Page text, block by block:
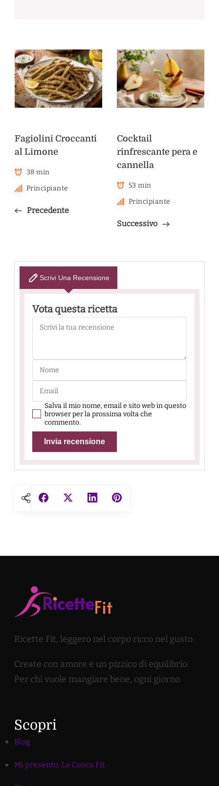
Fagiolini Croccanti
al Limone
38 min
Principiante
Precedente
Cocktail
rinfrescante pera e
cannella
53 min
Principiante
Successivo
Scrivi Una Recensione
Vota questa ricetta
Salva il mio nome, email e sito web in questo
browser per la prossima volta che
commento.
Ricette Fit, leggero nel corpo ricco nel gusto.
Create con amore e un pizzico di equilibrio.
Per chi vuole mangiare bene, ogni giorno.
Scopri
Blog
Mi presento: La Cuoca Fit